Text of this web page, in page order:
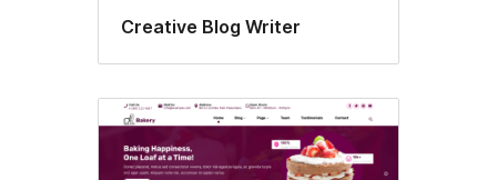
Creative Blog Writer